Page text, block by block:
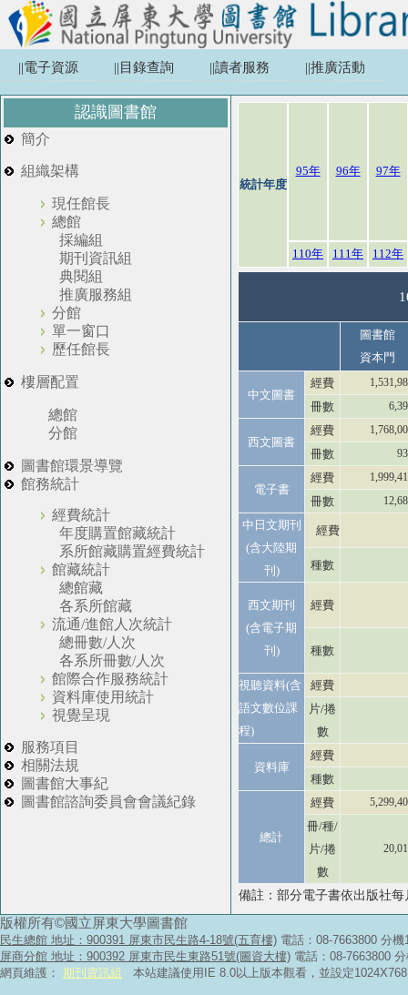
||電子資源 ||目錄查詢 ||讀者服務 ||推廣活動
認識圖書館
簡介
組織架構
現任館長
總館
採編組
期刊資訊組
典閱組
推廣服務組
分館
單一窗口
歷任館長
樓層配置
總館
分館
圖書館環景導覽
館務統計
經費統計
年度購置館藏統計
系所館藏購置經費統計
館藏統計
總館藏
各系所館藏
流通/進館人次統計
總冊數/人次
各系所冊數/人次
館際合作服務統計
資料庫使用統計
視覺呈現
服務項目
相關法規
圖書館大事紀
圖書館諮詢委員會會議紀錄
統計年度
95年 96年 97年
110年 111年 112年
圖書館
資本門
中文圖書
經費
冊數
西文圖書
經費
冊數
電子書
經費
冊數
中日文期刊
(含大陸期
刊)
經費
種數
西文期刊
(含電子期
刊)
經費
種數
視聽資料(含
語文數位課
程)
經費
片/捲
數
資料庫
經費
種數
總計
經費
冊/種/
片/捲
數
備註：部分電子書依出版社
版權所有©國立屏東大學圖書館
民生總館 地址：900391 屏東市民生路4-18號(五育樓) 電話：08-7663800 分
屏商分館 地址：900392 屏東市民生東路51號(圖資大樓) 電話：08-7663800
網頁維護： 期刊資訊組 本站建議使用IE 8.0以上版本觀看，並設定